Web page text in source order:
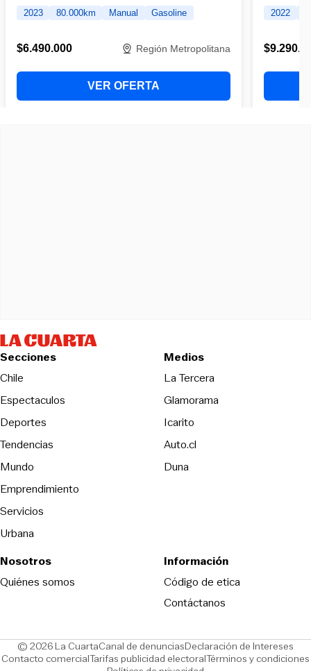
Secciones
Chile
Espectaculos
Deportes
Tendencias
Mundo
Emprendimiento
Servicios
Urbana
Medios
La TerceraOpens in new
Glamorama
Icarito
Auto.cl
DunaOpens in new window
Nosotros
Quiénes somos
Información
Código de eticaOpens in new
Contáctanos
© 2026 La CuartaCanal de denunciasOpens in new window
Declaración de Intereses
Contacto comercialOpens in new window
Tarifas publicidad electoralOpens in new window
Términos y condiciones